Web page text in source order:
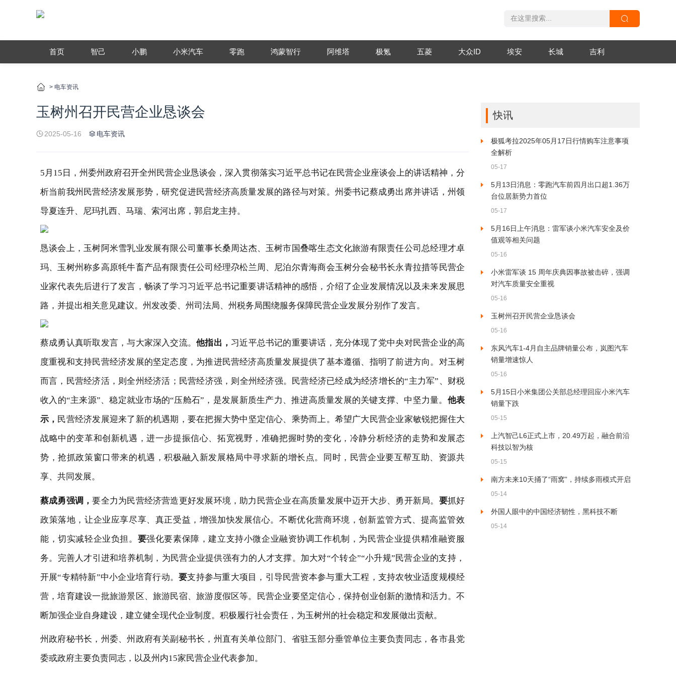
首页 智己 小鹏 小米汽车 零跑 鸿蒙智行 阿维塔 极氪 五菱 大众ID 埃安 长城 吉利
> 电车资讯
玉树州召开民营企业恳谈会
2025-05-16 电车资讯
5月15日，州委州政府召开全州民营企业恳谈会，深入贯彻落实习近平总书记在民营企业座谈会上的讲话精神，分
析当前我州民营经济发展形势，研究促进民营经济高质量发展的路径与对策。 州委书记蔡成勇出席并讲话，州领
导夏连升、尼玛扎西、马瑞、索河出席，郭启龙主持。
恳谈会上， 玉树阿米雪乳业发展有限公司董事长桑周达杰、 玉树市国叠喀生态文化旅游有限责任公司总经理才卓
玛、 玉树州称多高原牦牛畜产品有限责任公司经理尕松兰周、尼泊尔青海商会玉树分会秘书长永青拉措等民营企
业家代表先后进行了发言， 畅谈了学习习近平总书记重要讲话精神的感悟，介绍了企业发展情况以及未来发展思
路，并提出相关意见建议。州发改委、州司法局、州税务局围绕服务保障民营企业发展分别作了发言。
蔡成勇认真听取发言，与大家深入交流。他指出， 习近平总书记的重要讲话，充分体现了党中央对民营企业的高
度重视和支持民营经济发展的坚定态度，为推进民营经济高质量发展提供了基本遵循、指明了前进方向。对玉树
而言， 民营经济活，则全州 经济活；民营经济强，则 全州经济强。 民营经济已经成为经济增长的“主力军”、财税
收入的“主来源”、稳定就业市场的“压舱石” ，是发展新质生产力、推进高质量发展的关键支撑、中坚力量。 他表
示 ， 民营经济发展迎来了新的机遇期，要在把握大势中坚定信心、乘势而上。希望广大民营企业家敏锐把握住大
战略中的变革和创新机遇，进一步提振信心、拓宽视野，准确把握时势的变化，冷静分析经济的走势和发展态
势，抢抓政策窗口带来的机遇，积极融入新发展格局中寻求新的增长点。
同时，民营企业要互帮互助、资源共
享、共同发展。
蔡成勇强调，要全力为民营经济营造更好发展环境，助力民营企业在高质量发展中迈开大步、勇开新局。 要抓好
政策落地，让企业应享尽享、真正受益，增强加快发展信心。不断优化营商环境，创新监管方式、提高监管效
能，切实减轻企业负担。 要强化要素保障，建立支持小微企业融资协调工作机制， 为民营企业提供精准融资服
务。 完善人才引进和培养机制，为民营企业提供强有力的人才支撑。 加大对“个转企”“小升规”民营企业的支持，
开展“专精特新”中小企业培育行动。要支持参与重大项目 ， 引导民营资本参与重大工程 ，支持农牧业适度规模经
营，培育建设一批旅游景区、旅游民宿、旅游度假区等。
民营企业要坚定信心，保持创业创新的激情和活力。不
断加强企业自身建设，建立健全现代企业制度。积极履行社会责任，为玉树州的社会稳定和发展做出贡献。
州政府秘书长，州委、州政府有关副秘书长，州直有关单位部门、省驻玉部分垂管单位主要负责同志，各市县党
委或政府主要负责同志，以及州内15家民营企业代表参加。
快讯
极狐考拉2025年05月17日行情购车注意事项
全解析
05-17
5月13日消息：零跑汽车前四月出口超1.36万
台位居新势力首位
05-17
5月16日上午消息：雷军谈小米汽车安全及价
值观等相关问题
05-16
小米雷军谈 15 周年庆典因事故被击碎，强调
对汽车质量安全重视
05-16
玉树州召开民营企业恳谈会
05-16
东风汽车1-4月自主品牌销量公布，岚图汽车
销量增速惊人
05-16
5月15日小米集团公关部总经理回应小米汽车
销量下跌
05-15
上汽智己L6正式上市，20.49万起，融合前沿
科技以智为核
05-15
南方未来10天捅了“雨窝”，持续多雨模式开启
05-14
外国人眼中的中国经济韧性，黑科技不断
05-14